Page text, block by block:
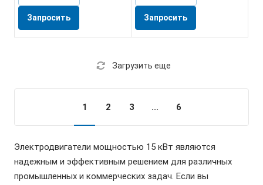
Запросить Запросить
Загрузить еще
1 2 3 ... 6
Электродвигатели мощностью 15 кВт являются
надежным и эффективным решением для различных
промышленных и коммерческих задач. Если вы